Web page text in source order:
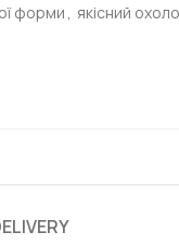
форми , якісний